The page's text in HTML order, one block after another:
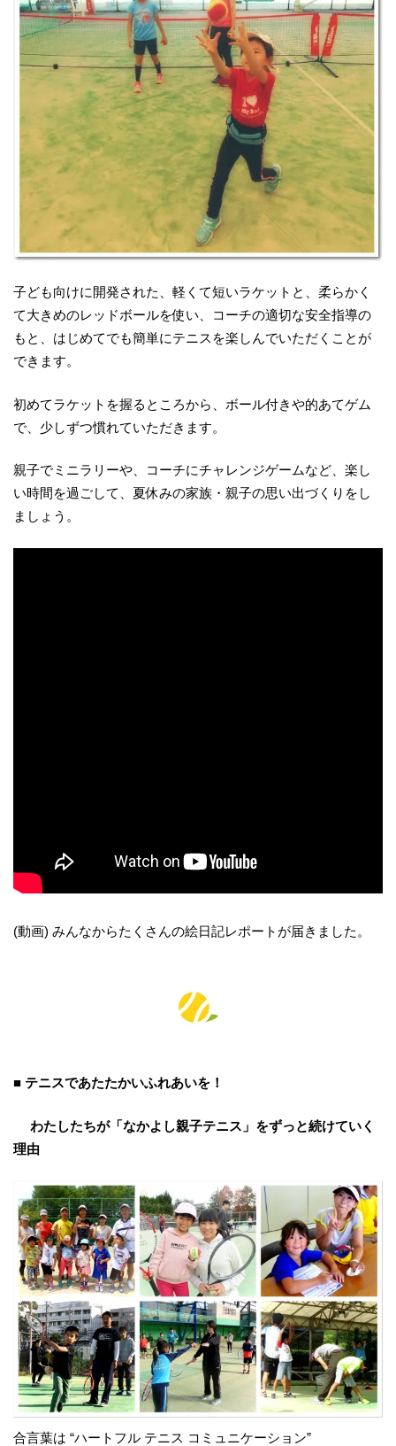
子ども向けに開発された、軽くて短いラケットと、柔らかく
て大きめのレッドボールを使い、コーチの適切な安全指導の
もと、はじめてでも簡単にテニスを楽しんでいただくことが
できます。​
初めてラケットを握るところから、ボール付きや的あてゲム
で、少しずつ慣れていただきます。
親子でミニラリーや、コーチにチャレンジゲームなど、楽し
い時間を過ごして、夏休みの家族・親子の思い出づくりをし
ましょう。
(動画) みんなからたくさんの絵日記レポートが届きました。
■ テニスであたたかいふれあいを！
わたしたちが「なかよし親子テニス」をずっと続けていく
理由
合言葉は “ハートフル テニス コミュニケーション”